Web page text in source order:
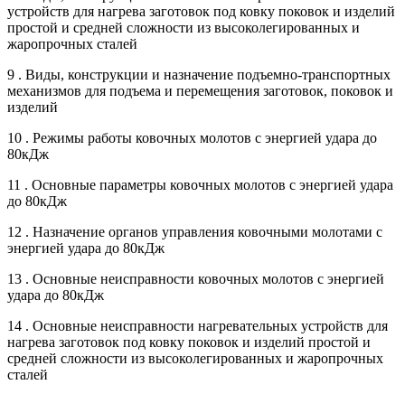
устройств для нагрева заготовок под ковку поковок и изделий
простой и средней сложности из высоколегированных и
жаропрочных сталей
9 . Виды, конструкции и назначение подъемно-транспортных
механизмов для подъема и перемещения заготовок, поковок и
изделий
10 . Режимы работы ковочных молотов с энергией удара до
80кДж
11 . Основные параметры ковочных молотов с энергией удара
до 80кДж
12 . Назначение органов управления ковочными молотами с
энергией удара до 80кДж
13 . Основные неисправности ковочных молотов с энергией
удара до 80кДж
14 . Основные неисправности нагревательных устройств для
нагрева заготовок под ковку поковок и изделий простой и
средней сложности из высоколегированных и жаропрочных
сталей